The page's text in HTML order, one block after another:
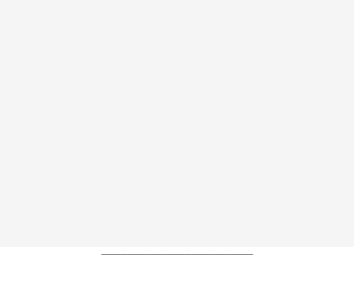
----------------------------------------------------------------